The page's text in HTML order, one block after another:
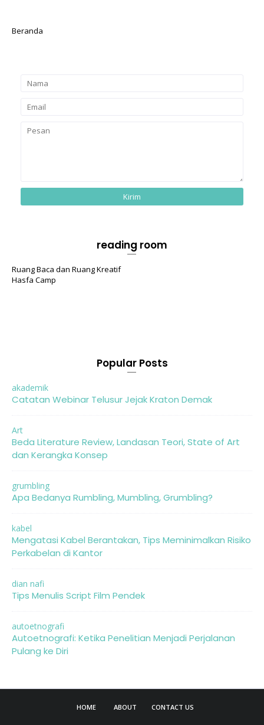
Beranda
reading room
Ruang Baca dan Ruang Kreatif
Hasfa Camp
Popular Posts
akademik
Catatan Webinar Telusur Jejak Kraton Demak
Art
Beda Literature Review, Landasan Teori, State of Art
dan Kerangka Konsep
grumbling
Apa Bedanya Rumbling, Mumbling, Grumbling?
kabel
Mengatasi Kabel Berantakan, Tips Meminimalkan Risiko
Perkabelan di Kantor
dian nafi
Tips Menulis Script Film Pendek
autoetnografi
Autoetnografi: Ketika Penelitian Menjadi Perjalanan
Pulang ke Diri
HOME ABOUT CONTACT US